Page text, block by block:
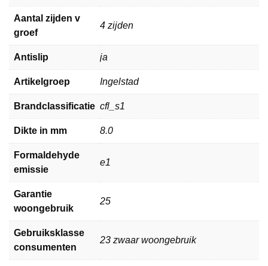
Aantal zijden v
groef
4 zijden
Antislip ja
Artikelgroep Ingelstad
Brandclassificatie cfl_s1
Dikte in mm 8.0
Formaldehyde
emissie
e1
Garantie
woongebruik
25
Gebruiksklasse
consumenten
23 zwaar woongebruik